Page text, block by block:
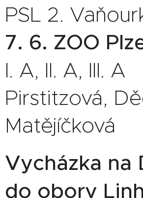
PSL 2.
7. 6. ZOO
I. A, II. A, III. A
Pirstitzová,
Matějíčková
Vycházka na
do obory